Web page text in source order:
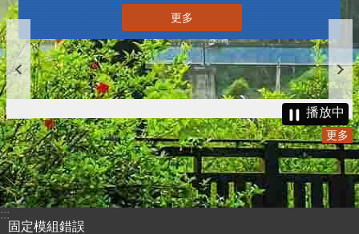
更多
播放中
更多
:::
固定模組錯誤